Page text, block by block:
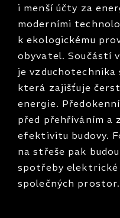
i menší účty za
moderními
k ekologickému
obyvatel. Součástí
je
která zajišťuje
energie.
před přehříváním a
efektivitu budovy.
na střeše pak
spotřeby elektrické
společných prostor.